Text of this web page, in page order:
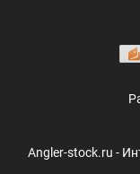
Angler-stock.ru -